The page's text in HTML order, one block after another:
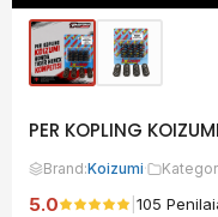
PER KOPLING
Brand:Koizumi·
5.0 105